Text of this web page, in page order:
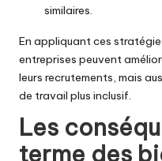
similaires.
En appliquant ces
entreprises peuvent
leurs recrutements, mais
de travail plus inclusif.
Les
terme des